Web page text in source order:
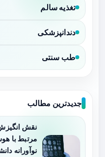
تغذیه سالم
دندانپزشکی
طب سنتی
جدیدترین مطالب
نقش
مرتبط با
نوآورانه